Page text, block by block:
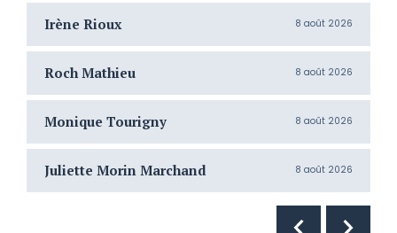
Irène Rioux 8 août 2026
Roch Mathieu 8 août 2026
Monique Tourigny 8 août 2026
Juliette Morin Marchand 8 août 2026